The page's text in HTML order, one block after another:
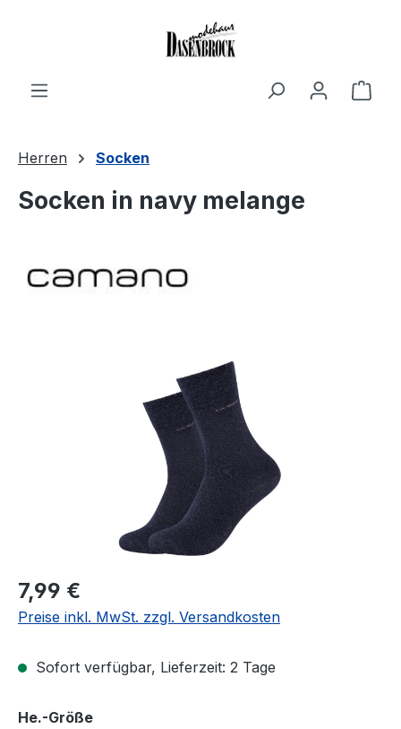
Herren Socken
Socken in navy melange
Bildergalerie überspringen
Regulärer Preis:
7,99 €
Preise inkl. MwSt. zzgl. Versandkosten
Sofort verfügbar, Lieferzeit: 2 Tage
He.-Größeauswählen